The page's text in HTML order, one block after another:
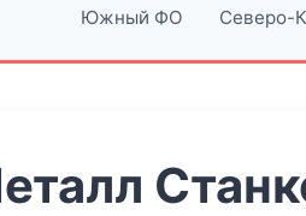
Южный ФО Северо-